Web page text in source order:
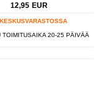
12,95 EUR
KESKUSVARASTOSSA
TOIMITUSAIKA 20-25 PÄIVÄÄ